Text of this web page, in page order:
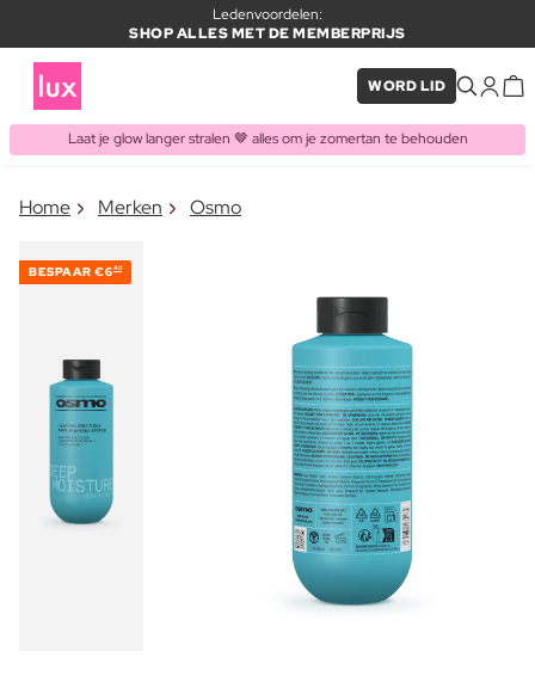
Ledenvoordelen:
SHOP ALLES MET DE MEMBERPRIJS
WORD LID
Laat je glow langer stralen 🤎 alles om je zomertan te behouden
ITEM TOEGEVOEGD AAN
Home Merken Osmo
BESPAAR €640